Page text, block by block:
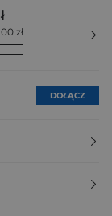
zł
DOŁĄCZ